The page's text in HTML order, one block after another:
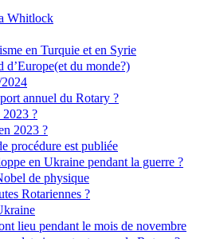
Whitlock
en Turquie et en Syrie
du monde?)
annuel du Rotary ?
2023 ?
2023 ?
procédure est publiée
en Ukraine pendant la guerre ?
de physique
Rotariennes ?
lieu pendant le mois de novembre